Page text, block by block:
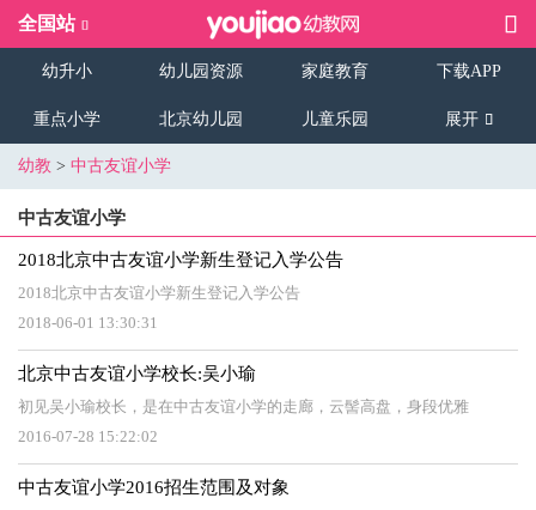
全国站
幼升小 幼儿园资源 家庭教育 下载APP
重点小学 北京幼儿园 儿童乐园 展开
幼教 > 中古友谊小学
中古友谊小学
2018北京中古友谊小学新生登记入学公告
2018北京中古友谊小学新生登记入学公告
2018-06-01 13:30:31
北京中古友谊小学校长:吴小瑜
初见吴小瑜校长，是在中古友谊小学的走廊，云髻高盘，身段优雅
2016-07-28 15:22:02
中古友谊小学2016招生范围及对象